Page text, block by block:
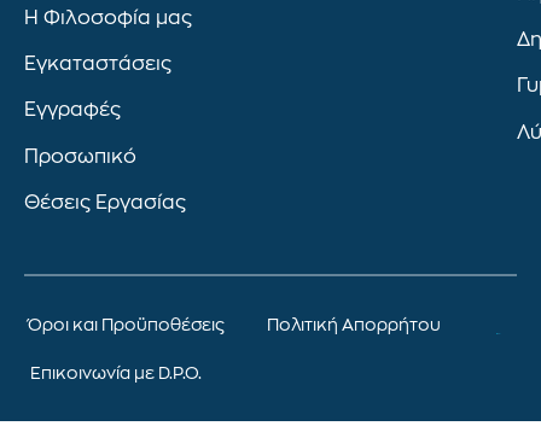
Η Φιλοσοφία μας
Εγκαταστάσεις
Εγγραφές
Προσωπικό
Θέσεις Εργασίας
Όροι και Προϋποθέσεις Πολιτική Απορρήτου
Επικοινωνία με D.P.O.